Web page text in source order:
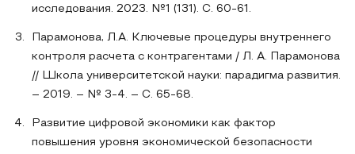
исследования. 2023. №1 (131). С. 60-61.
Парамонова, Л.А. Ключевые процедуры внутреннего
контроля расчета с контрагентами / Л. А. Парамонова
// Школа университетской науки: парадигма развития.
– 2019. – № 3-4. – С. 65-68.
Развитие цифровой экономики как фактор
повышения уровня экономической безопасности